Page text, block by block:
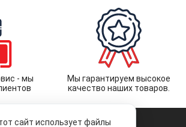
- мы
Мы гарантируем высокое
качество наших товаров.
сайт использует файлы